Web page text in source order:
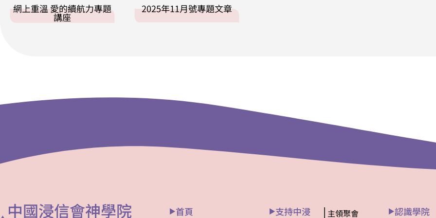
網上重溫 愛的續航力專題
講座
2025年11月號專題文章
中國浸信會神學院 首頁 支持中浸 主領聚會 認識學院